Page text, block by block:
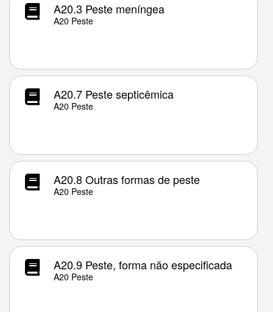
A20.3 Peste meníngea
A20 Peste
A20.7 Peste septicêmica
A20 Peste
A20.8 Outras formas de peste
A20 Peste
A20.9 Peste, forma não especificada
A20 Peste